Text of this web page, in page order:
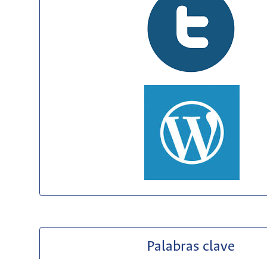
Palabras clave